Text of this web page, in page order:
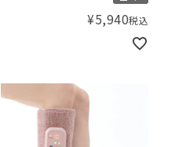
¥5,940税込